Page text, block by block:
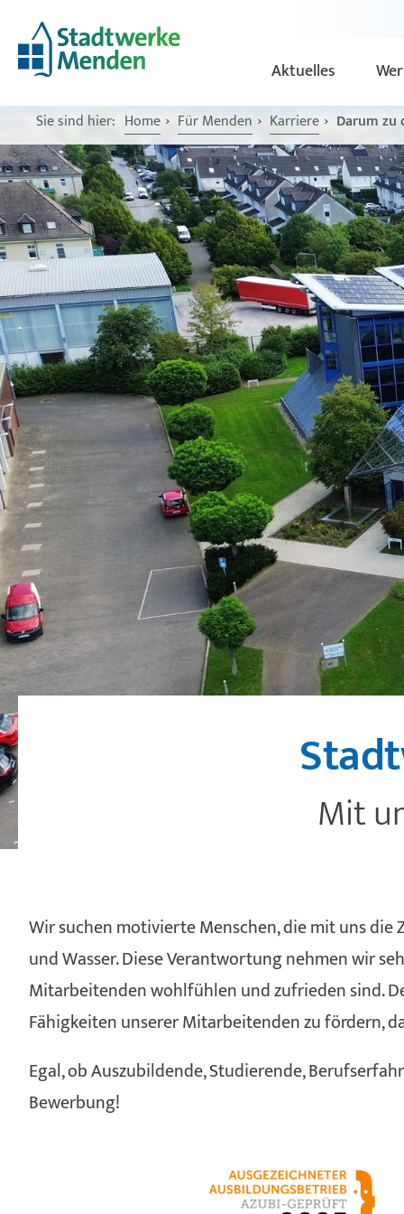
Aktuelles
Sie sind hier: Home Für Menden Karriere Darum zu
Mit
Wir suchen motivierte Menschen, die mit uns
und Wasser. Diese Verantwortung nehmen wir
Mitarbeitenden wohlfühlen und zufrieden sind.
Fähigkeiten unserer Mitarbeitenden zu fördern,
Egal, ob Auszubildende, Studierende,
Bewerbung!